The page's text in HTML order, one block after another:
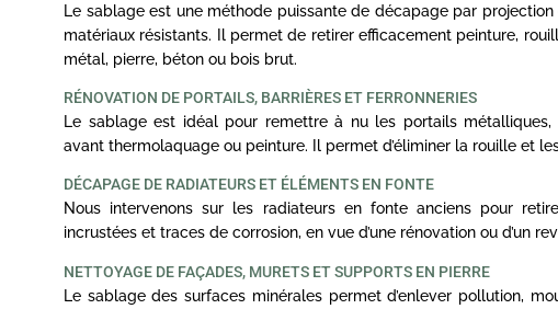
Le sablage est une méthode puissante de décapage par projection
matériaux résistants. Il permet de retirer efficacement peinture,
métal, pierre, béton ou bois brut.
RÉNOVATION DE PORTAILS, BARRIÈRES ET FERRONNERIES
Le sablage est idéal pour remettre à nu les portails
avant thermolaquage ou peinture. Il permet d’éliminer la rouille et
DÉCAPAGE DE RADIATEURS ET ÉLÉMENTS EN FONTE
Nous intervenons sur les radiateurs en fonte anciens pour
incrustées et traces de corrosion, en vue d’une rénovation ou d’un
NETTOYAGE DE FAÇADES, MURETS ET SUPPORTS EN PIERRE
Le sablage des surfaces minérales permet d’enlever pollution,